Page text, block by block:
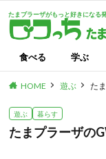
たまプラーザがもっと好きになる
食べる 学ぶ
HOME 遊ぶ た
遊ぶ 暮らす
たまプラーザの